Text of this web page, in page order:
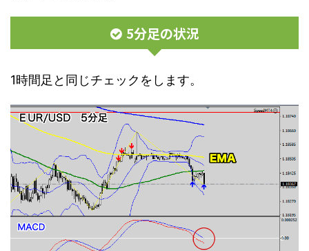
5分足の状況
1時間足と同じチェックをします。